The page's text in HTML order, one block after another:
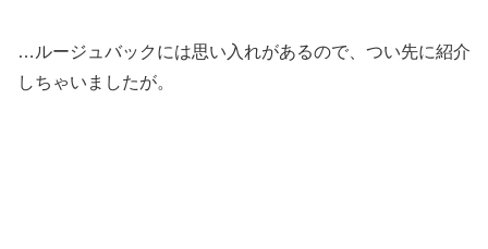
…ルージュバックには思い入れがあるので、つい先に紹介
しちゃいましたが。